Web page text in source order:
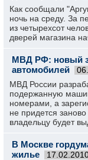
Как сообщали
ночь на среду. За
из четырехсот
дверей магазина
МВД РФ: новый
автомобилей
МВД России
подержанную
номерами, а
не придется
владельцу будет
В Москве
жилье